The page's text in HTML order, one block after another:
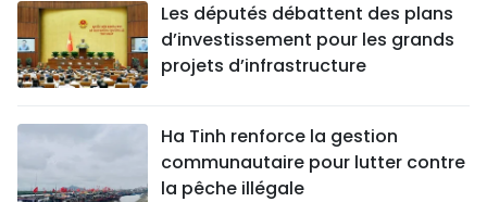
Les députés débattent des plans
d’investissement pour les grands
projets d’infrastructure
Ha Tinh renforce la gestion
communautaire pour lutter contre
la pêche illégale